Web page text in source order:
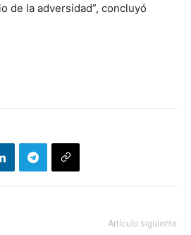
de la adversidad”, concluyó
Artículo siguiente